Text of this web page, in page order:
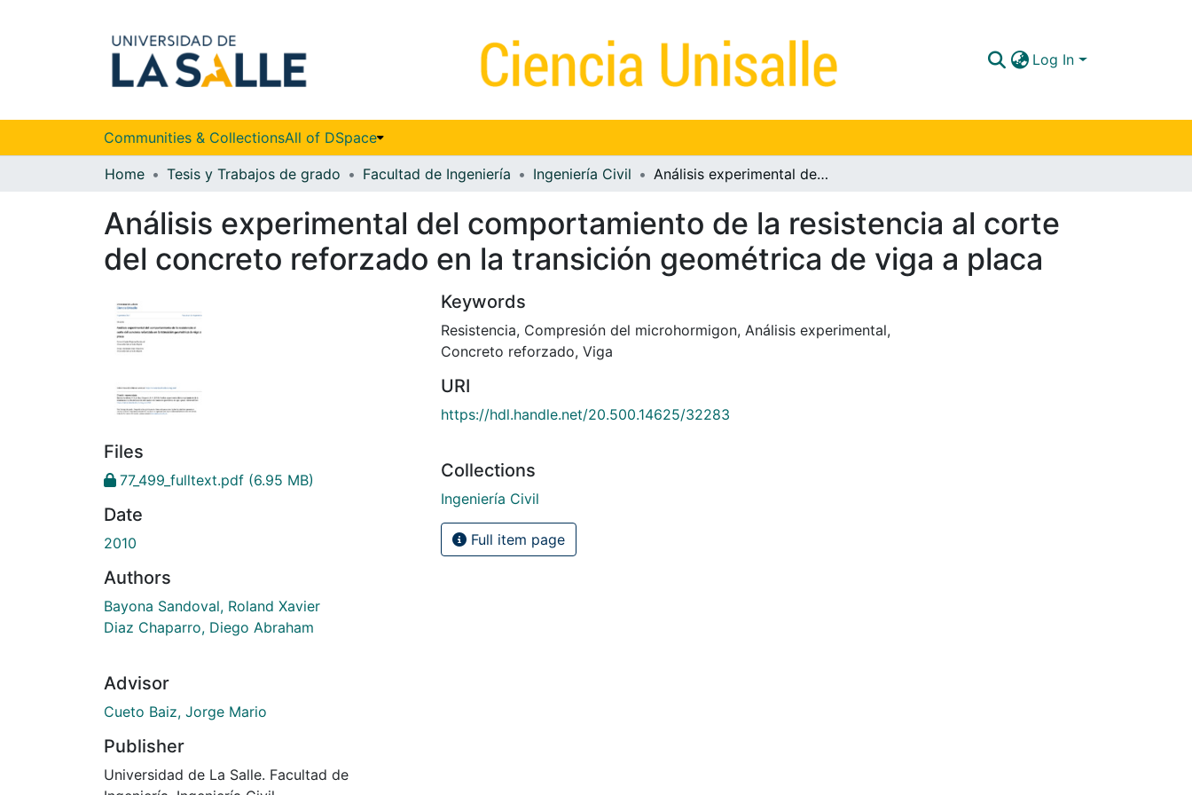
Log In
Communities & CollectionsAll of DSpace
Home Tesis y Trabajos de grado Facultad de Ingeniería Ingeniería Civil Análisis experimental del comportamiento de la resistencia al corte del concreto reforzado en la transición geométrica de viga a placa
Análisis experimental del comportamiento de la resistencia al corte
del concreto reforzado en la transición geométrica de viga a placa
Files
77_499_fulltext.pdf (6.95 MB)
Date
2010
Authors
Bayona Sandoval, Roland Xavier
Diaz Chaparro, Diego Abraham
Advisor
Cueto Baiz, Jorge Mario
Publisher
Universidad de La Salle. Facultad de
Keywords
Resistencia, Compresión del microhormigon, Análisis experimental,
Concreto reforzado, Viga
URI
https://hdl.handle.net/20.500.14625/32283
Collections
Ingeniería Civil
Full item page